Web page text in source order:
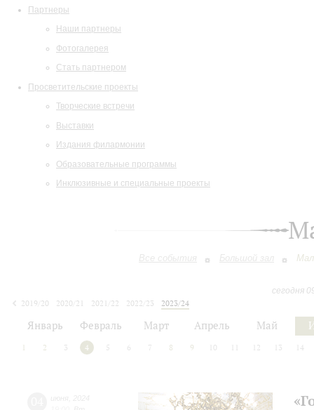
Партнеры
Наши партнеры
Фотогалерея
Стать партнером
Просветительские проекты
Творческие встречи
Выставки
Издания филармонии
Образовательные программы
Инклюзивные и специальные проекты
Все события Большой зал
сегодня
2019/20
2020/21 2021/22 2022/23
2023/24
Январь Февраль Март Апрель Май
1 2 3 4 5 6 7 8 9 10 12 13 14